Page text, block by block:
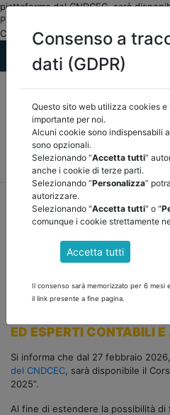
piattaforma del CNDCEC, sarà
PUBBLICI Finanza Locale/Osservatorio
CERTIFICATORI E REVISORI DEGLI
MEF FINANZA LOCALE/
CORTE DEI CONTI E
home documenti pubblici
/torna indietro
CORSO E-LEARNING
ED ESPERTI CONTABILI
Si informa che dal 27 febbraio
del CNDCEC , sarà disponibile il
2025”.
Al fine di estendere la possibilità
Consenso a
dati (GDPR)
Questo sito web utilizza cookies
importante per noi.
Alcuni cookie sono indispensabili
sono opzionali.
Selezionando “Accetta tutti”
anche i cookie di terze parti.
Selezionando “Personalizza”
autorizzare.
Selezionando "Accetta tutti" o "
comunque i cookie strettamente
Accetta tutti
Il consenso sarà memorizzato per 6 mesi
il link presente a fine pagina.